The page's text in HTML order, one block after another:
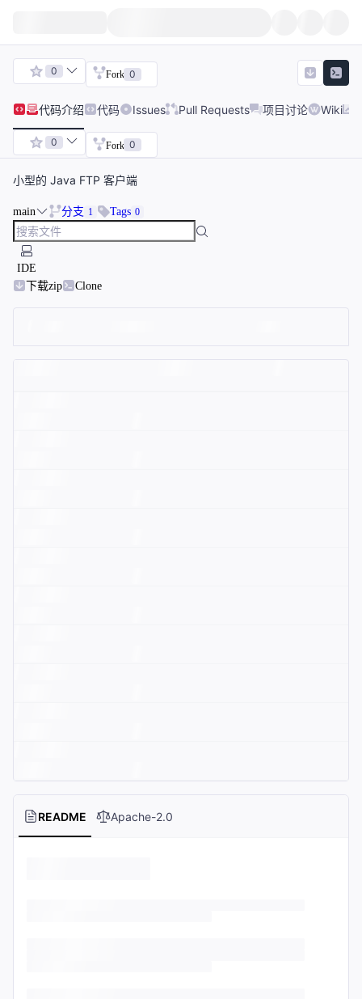
0 Fork 0
代码介绍 代码 Issues Pull Requests 项目讨论 Wiki
0 Fork 0
小型的 Java FTP 客户端
main 分支 1 Tags 0
IDE
下载zip
Clone
README Apache-2.0